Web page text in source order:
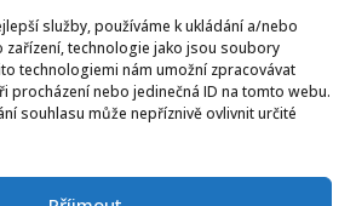
služby, používáme k ukládání a/nebo
technologie jako jsou soubory
technologiemi nám umožní zpracovávat
procházení nebo jedinečná ID na tomto webu.
souhlasu může nepříznivě ovlivnit určité
AP380e
etiket
CT4-LX-HC